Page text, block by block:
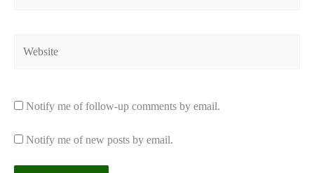
Notify me of follow-up comments by email.
Notify me of new posts by email.